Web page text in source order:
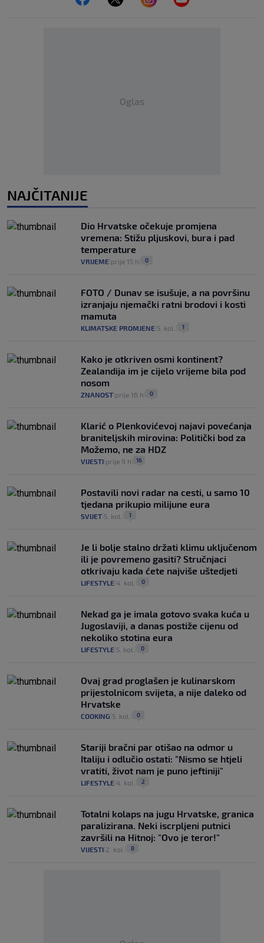
Oglas
NAJČITANIJE
Dio Hrvatske očekuje promjena
vremena: Stižu pljuskovi, bura i pad
temperature
VRIJEME prije 15 h 0
FOTO / Dunav se isušuje, a na površinu
izranjaju njemački ratni brodovi i kosti
mamuta
KLIMATSKE PROMJENE 5. kol. 1
Kako je otkriven osmi kontinent?
Zealandija im je cijelo vrijeme bila pod
nosom
ZNANOST prije 16 h 0
Klarić o Plenkovićevoj najavi povećanja
braniteljskih mirovina: Politički bod za
Možemo, ne za HDZ
VIJESTI prije 9 h 16
Postavili novi radar na cesti, u samo 10
tjedana prikupio milijune eura
SVIJET 5. kol. 1
Je li bolje stalno držati klimu uključenom
ili je povremeno gasiti? Stručnjaci
otkrivaju kada ćete najviše uštedjeti
LIFESTYLE 4. kol. 0
Nekad ga je imala gotovo svaka kuća u
Jugoslaviji, a danas postiže cijenu od
nekoliko stotina eura
LIFESTYLE 5. kol. 0
Ovaj grad proglašen je kulinarskom
prijestolnicom svijeta, a nije daleko od
Hrvatske
COOKING 5. kol. 0
Stariji bračni par otišao na odmor u
Italiju i odlučio ostati: "Nismo se htjeli
vratiti, život nam je puno jeftiniji"
LIFESTYLE 4. kol. 2
Totalni kolaps na jugu Hrvatske, granica
paralizirana. Neki iscrpljeni putnici
završili na Hitnoj: "Ovo je teror!"
VIJESTI 2. kol. 8